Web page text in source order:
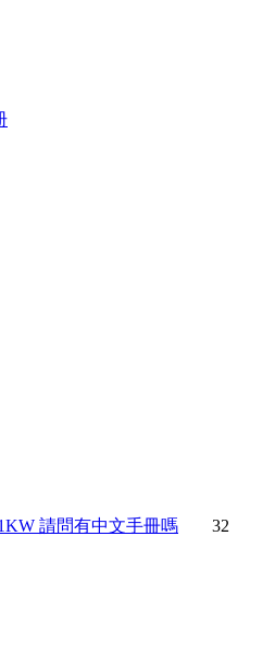
請問有中文手冊嗎 32